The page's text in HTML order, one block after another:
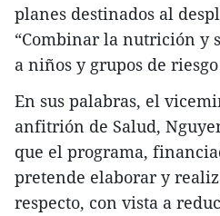
planes destinados al
“Combinar la nutrición y
a niños y grupos de
En sus palabras, el
anfitrión de Salud,
que el programa,
pretende elaborar y
respecto, con vista a